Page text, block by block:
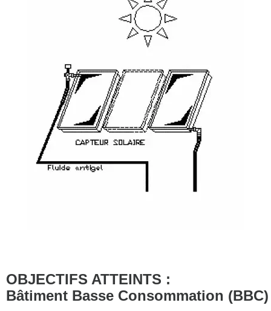
OBJECTIFS ATTEINTS :
Bâtiment Basse Consommation (BBC)